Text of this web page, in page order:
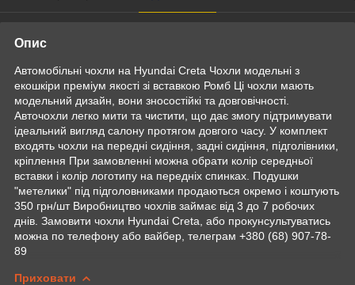
Опис
Автомобільні чохли на Hyundai Creta Чохли модельні з
екошкіри преміум якості зі вставкою Ромб Ці чохли мають
модельний дизайн, вони зносостійкі та довговічності.
Авточохли легко мити та чистити, що дає змогу підтримувати
ідеальний вигляд салону протягом довгого часу. У комплект
входять чохли на передні сидіння, задні сидіння, підголівники,
кріплення При замовленні можна обрати колір середньої
вставки і колір логотипу на передніх спинках. Подушки
"метелики" під підголовниками продаються окремо і коштують
350 грн/шт Виробництво чохлів займає від 3 до 7 робочих
днів. Замовити чохли Hyundai Creta, або прокунсультуватись
можна по телефону або вайбер, телеграм +380 (68) 907-78-
89
Приховати